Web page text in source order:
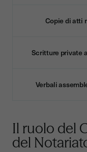
Copie di atti
Scritture private
Verbali
Il ruolo del
del